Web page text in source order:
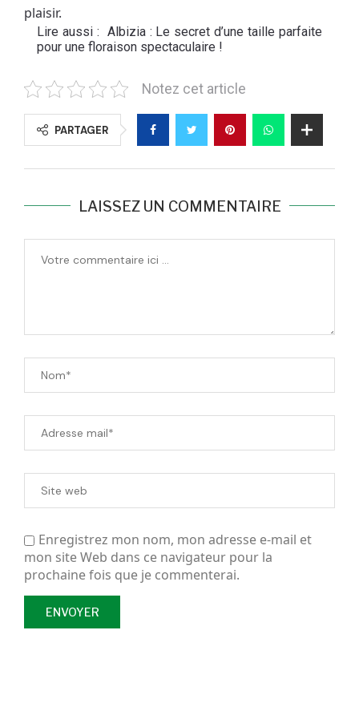
plaisir.
Lire aussi : Albizia : Le secret d’une taille parfaite
pour une floraison spectaculaire !
Notez cet article
PARTAGER
LAISSEZ UN COMMENTAIRE
Enregistrez mon nom, mon adresse e-mail et
mon site Web dans ce navigateur pour la
prochaine fois que je commenterai.